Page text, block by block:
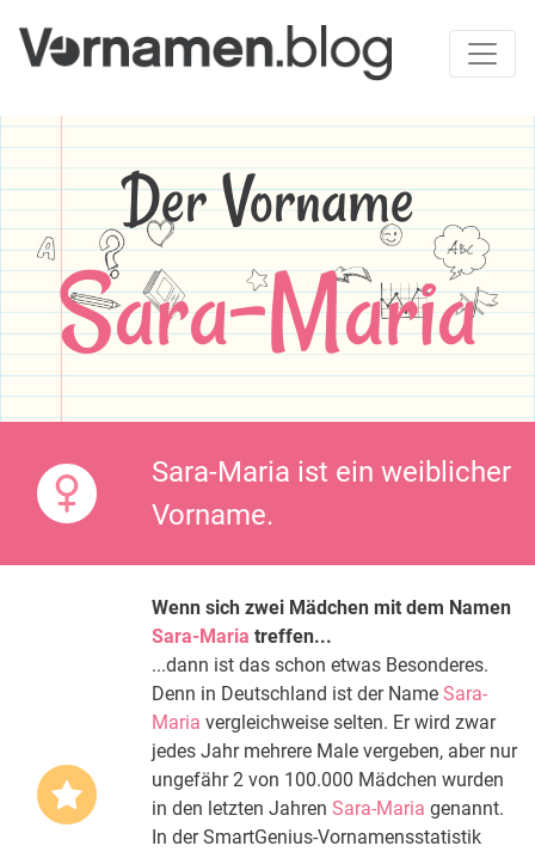
Der Vorname
Sara-Maria
Sara-Maria ist ein weiblicher
Vorname.
Wenn sich zwei Mädchen mit dem Namen
Sara-Maria treffen...
...dann ist das schon etwas Besonderes.
Denn in Deutschland ist der Name Sara-
Maria vergleichweise selten. Er wird zwar
jedes Jahr mehrere Male vergeben, aber nur
ungefähr 2 von 100.000 Mädchen wurden
in den letzten Jahren Sara-Maria genannt.
In der SmartGenius-Vornamensstatistik